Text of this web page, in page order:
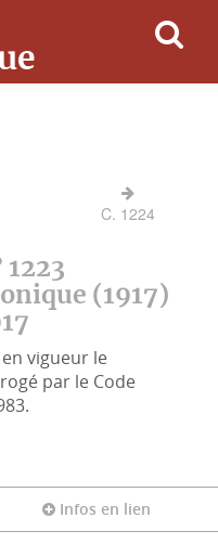
C. 1224
1223
(1917)
vigueur le
par le Code
Infos en lien